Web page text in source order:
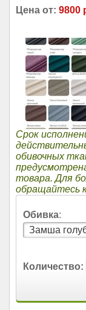
Цена от: 9800
Срок
обивочных
товара. Для
обращайтесь
Обивка:
Количество: